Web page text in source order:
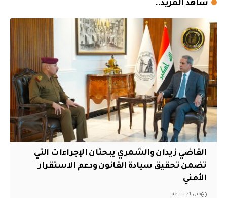
شاهد المزيد..
القاضي زيدان والشمري يبحثان الإجراءات التي
تضمن تحقيق سيادة القانون ودعم الاستقرار
الأمني
قبل 21 ساعة